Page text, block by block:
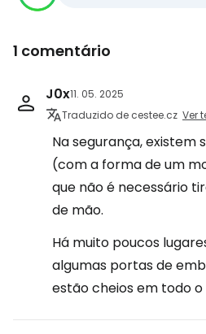
1 comentário
J0x11. 05. 2025
Traduzido de cestee.cz Ver
Na segurança, existem
(com a forma de um
que não é necessário
de mão.
Há muito poucos
algumas portas de
estão cheios em todo o